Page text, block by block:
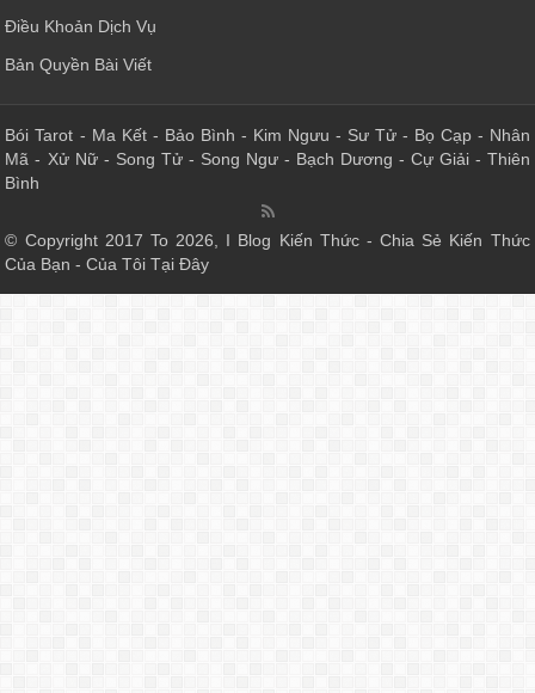
Điều Khoản Dịch Vụ
Bản Quyền Bài Viết
Bói Tarot - Ma Kết- Bảo Bình - Kim Ngưu - Sư Tử- Bọ Cạp- Nhân
Mã - Xử Nữ- Song Tử- Song Ngư- Bạch Dương - Cự Giải- Thiên
Bình
© Copyright 2017 To 2026, I Blog Kiến Thức - Chia Sẻ Kiến Thức
Của Bạn - Của Tôi Tại Đây